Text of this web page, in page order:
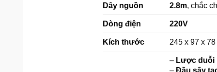
Dây nguồn 2.8m, chắc
Dòng điện 220V
Kích thước 245 x 97 x 78
– Lược duỗi
– Đầu sấy